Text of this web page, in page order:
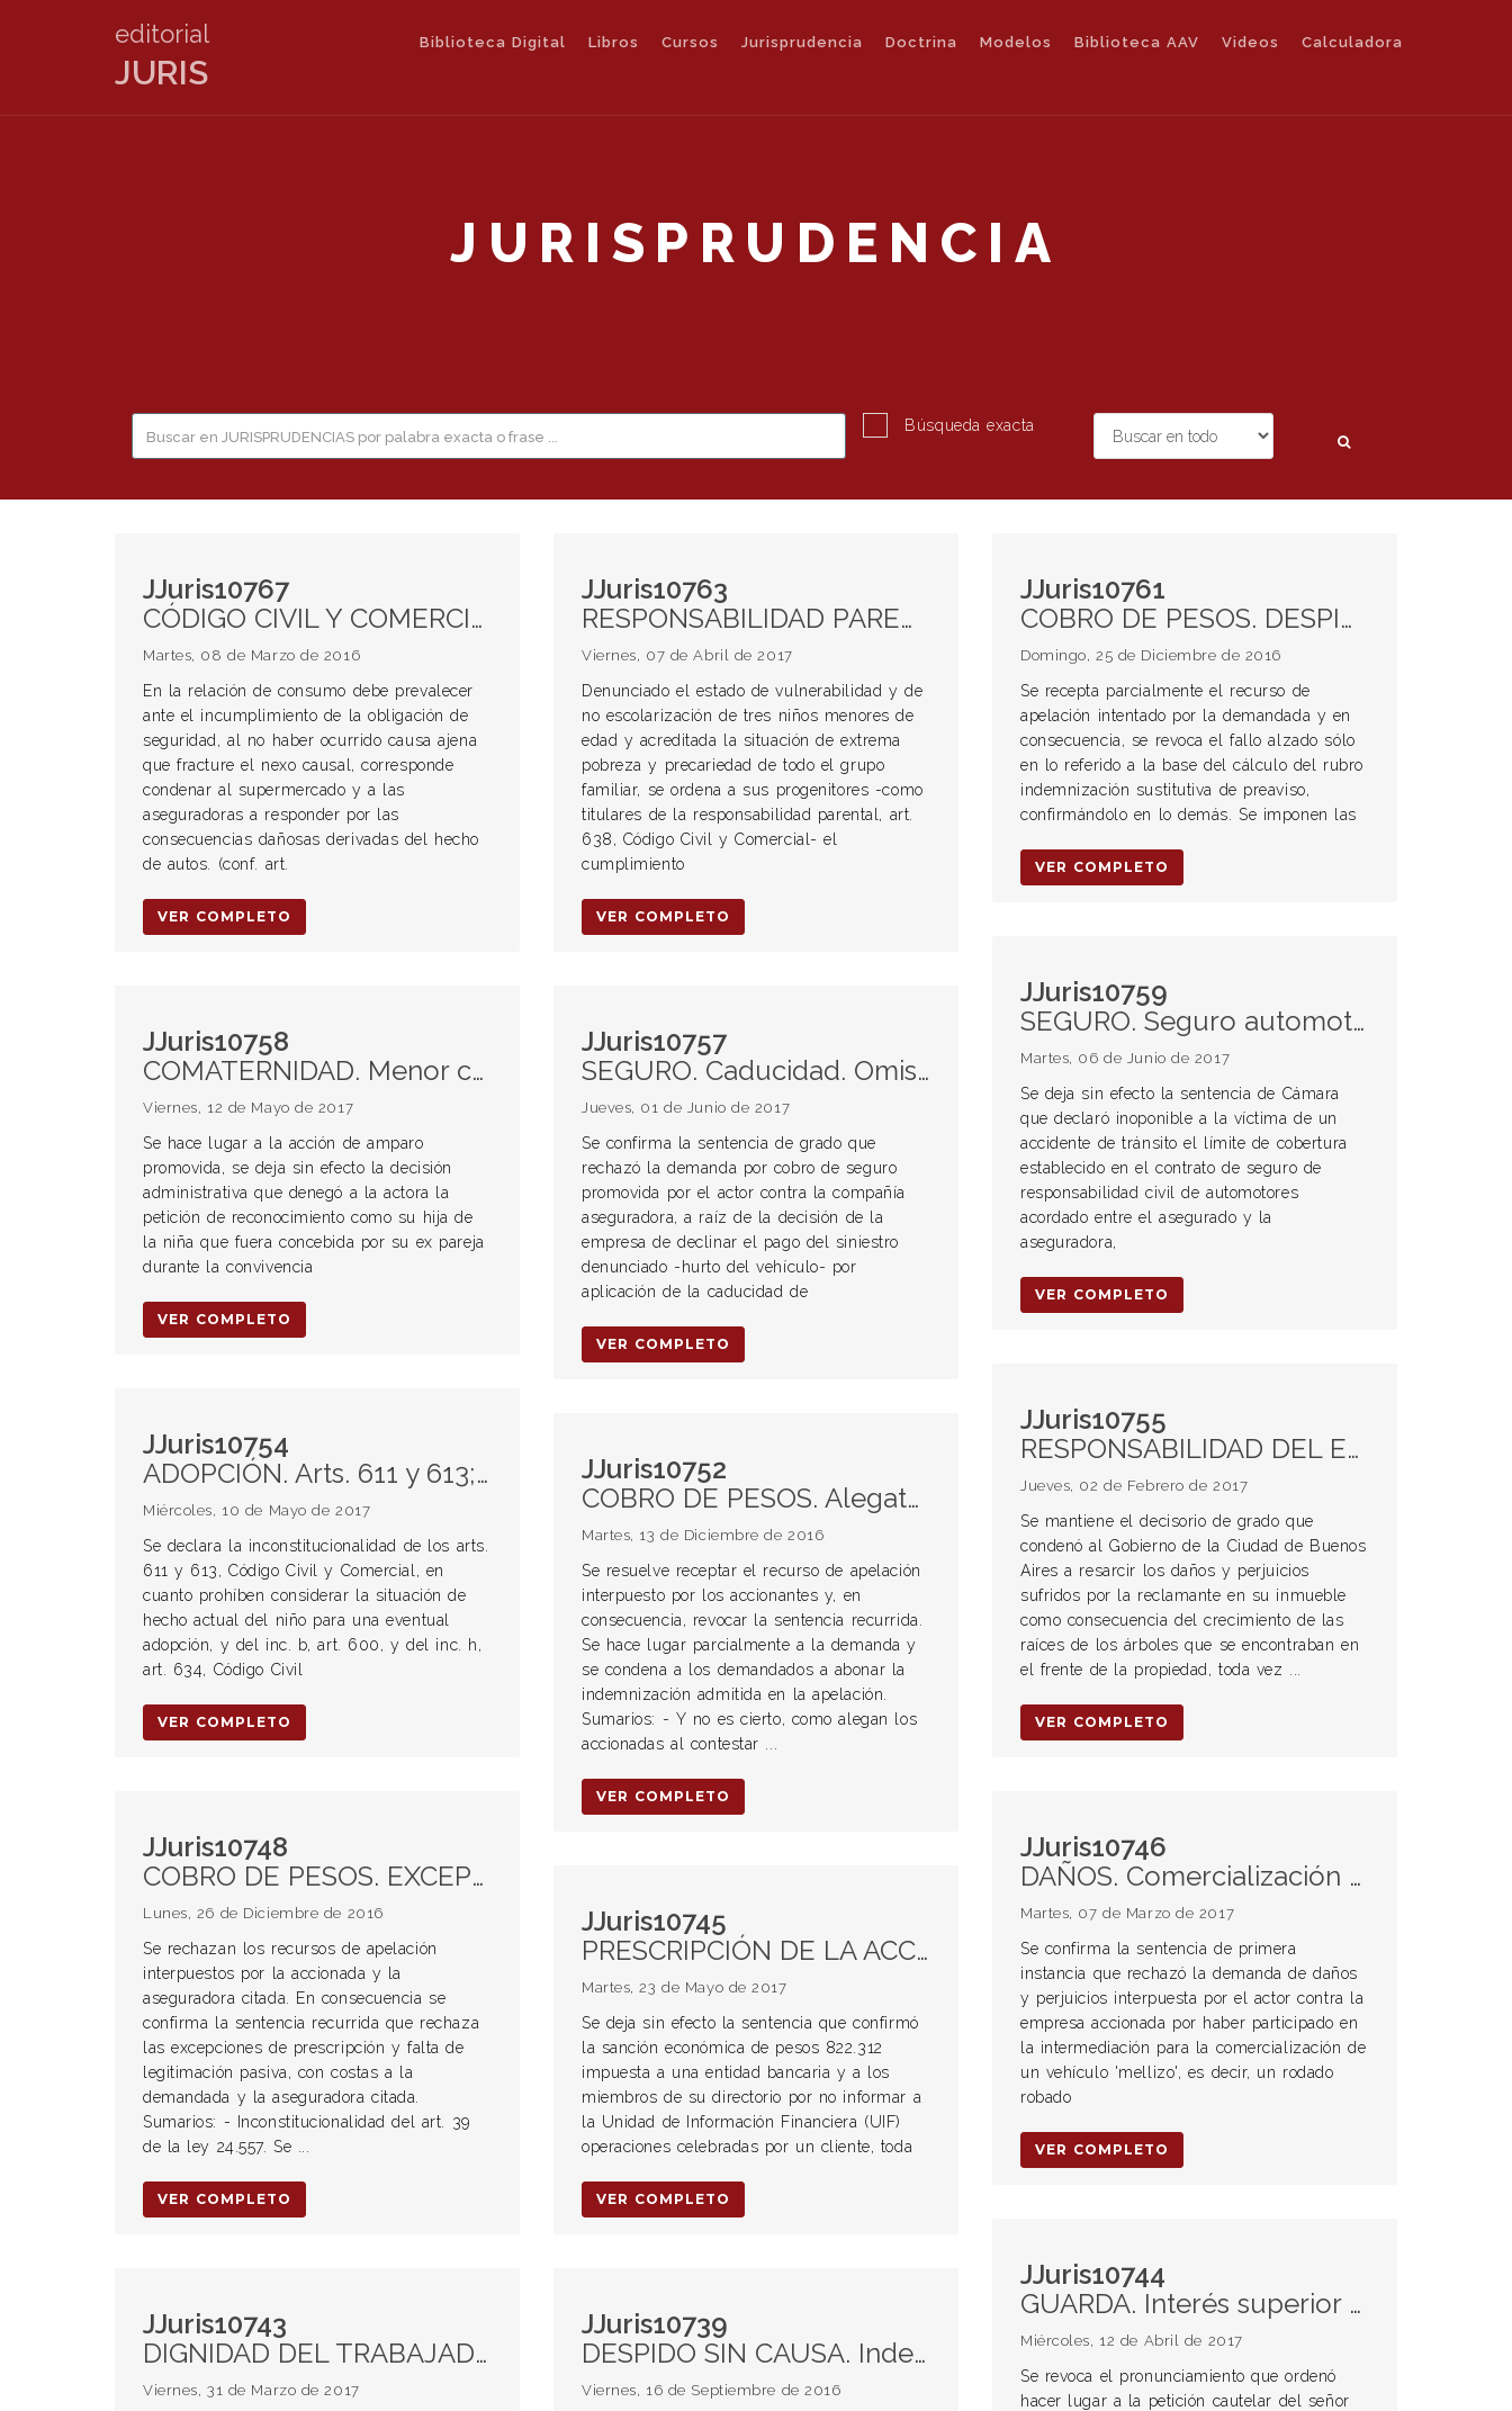
editorial
JURIS
Biblioteca Digital Libros Cursos Jurisprudencia Doctrina Modelos Biblioteca AAV Videos Calculadora
JURISPRUDENCIA
Búsqueda exacta
JJuris10767
CÓDIGO CIVIL Y COMERCIAL DE LA NACIÓN. Aplicación del art. 1740. Reparación plena. Aplicación de las relaciones de consumo Ley 26.361. Principio pro- consumidor.
Martes, 08 de Marzo de 2016
En la relación de consumo debe prevalecer
ante el incumplimiento de la obligación de
seguridad, al no haber ocurrido causa ajena
que fracture el nexo causal, corresponde
condenar al supermercado y a las
aseguradoras a responder por las
consecuencias dañosas derivadas del hecho
de autos. (conf. art.
VER COMPLETO
JJuris10763
RESPONSABILIDAD PARENTAL. Estado de vulnerabilidad y no escolarización. Reglas de conducta.
Viernes, 07 de Abril de 2017
Denunciado el estado de vulnerabilidad y de
no escolarización de tres niños menores de
edad y acreditada la situación de extrema
pobreza y precariedad de todo el grupo
familiar, se ordena a sus progenitores -como
titulares de la responsabilidad parental, art.
638, Código Civil y Comercial- el
cumplimiento
VER COMPLETO
JJuris10761
COBRO DE PESOS. DESPIDO DIRECTO. Indemnización. Art. 80 Ley de Contrato de Trabajo. Indemnización sustitutiva de preaviso. Criterio de normalidad próxima. Injuria grave. Art. 242 Ley de Contrato de Trabajo. Relación laboral. Principio de conservación de trabajo. Comportamiento negligente. Horario de ingreso. Sanción. Formas inadecuadas. Art. 242 Ley de Contrato de Trabajo. Vestimenta informal. Agresión verbal. Agresión física. Sumario interno. Sanción disciplinaria. Testigos. Improperios amenazas. Discusión. Suspensión. Inasistencia injustificada. Art. 218 Ley de Contrato de Trabajo. Certificación de servicios. Art. 232 Ley de Contrato de Trabajo.
Domingo, 25 de Diciembre de 2016
Se recepta parcialmente el recurso de
apelación intentado por la demandada y en
consecuencia, se revoca el fallo alzado sólo
en lo referido a la base del cálculo del rubro
indemnización sustitutiva de preaviso,
confirmándolo en lo demás. Se imponen las
VER COMPLETO
JJuris10759
SEGURO. Seguro automotor. Cobertura. Cláusulas limitativas de la cobertura. Oponibilidad de la víctima
Martes, 06 de Junio de 2017
Se deja sin efecto la sentencia de Cámara
que declaró inoponible a la víctima de un
accidente de tránsito el límite de cobertura
establecido en el contrato de seguro de
responsabilidad civil de automotores
acordado entre el asegurado y la
aseguradora,
VER COMPLETO
JJuris10758
COMATERNIDAD. Menor concebida por la ex pareja durante la convivencia. Inscripción.
Viernes, 12 de Mayo de 2017
Se hace lugar a la acción de amparo
promovida, se deja sin efecto la decisión
administrativa que denegó a la actora la
petición de reconocimiento como su hija de
la niña que fuera concebida por su ex pareja
durante la convivencia
VER COMPLETO
JJuris10757
SEGURO. Caducidad. Omisión de comunicar el siniestro a la empresa de rastreo satelital.
Jueves, 01 de Junio de 2017
Se confirma la sentencia de grado que
rechazó la demanda por cobro de seguro
promovida por el actor contra la compañía
aseguradora, a raíz de la decisión de la
empresa de declinar el pago del siniestro
denunciado -hurto del vehículo- por
aplicación de la caducidad de
VER COMPLETO
JJuris10755
RESPONSABILIDAD DEL ESTADO. Daños provocados por la arboleda pública.
Jueves, 02 de Febrero de 2017
Se mantiene el decisorio de grado que
condenó al Gobierno de la Ciudad de Buenos
Aires a resarcir los daños y perjuicios
sufridos por la reclamante en su inmueble
como consecuencia del crecimiento de las
raíces de los árboles que se encontraban en
el frente de la propiedad, toda vez ...
VER COMPLETO
JJuris10754
ADOPCIÓN. Arts. 611 y 613; inc. b, art. 600 e inc. h, art. 634, CCC. Inconstitucionalidad.
Miércoles, 10 de Mayo de 2017
Se declara la inconstitucionalidad de los arts.
611 y 613, Código Civil y Comercial, en
cuanto prohíben considerar la situación de
hecho actual del niño para una eventual
adopción, y del inc. b, art. 600, y del inc. h,
art. 634, Código Civil
VER COMPLETO
JJuris10752
COBRO DE PESOS. Alegatos. Violación de formas. Art. 406 CPCC. Testigos. Valor probatorio. Planillas de recaudación. Dictamen pericial. Vínculo laboral. Playa de estacionamiento. Contrato de trabajo. Art. 9 de la Ley contrato de trabajo. Art. 47 inc c CPL. Art. 71 CPL. Dictamen pericial. Nulidad dictamen pericial. Art. 128 CPL: At. 5 de la LCT. 196 CPCC. Presunción art. 23 LCT. Despido indirecto. Art. 242 LCT. Registración. Art. 8 LNE. Art. 15. Indemnización. Art. 80 LCT. Subsidio por desempleo. Supuesto del empleador conjunto (art. 26 LCT). Art. 232 LCT. Art. 233 LCT. Art. 245 LCT.
Martes, 13 de Diciembre de 2016
Se resuelve receptar el recurso de apelación
interpuesto por los accionantes y, en
consecuencia, revocar la sentencia recurrida.
Se hace lugar parcialmente a la demanda y
se condena a los demandados a abonar la
indemnización admitida en la apelación.
Sumarios: - Y no es cierto, como alegan los
accionadas al contestar ...
VER COMPLETO
JJuris10748
COBRO DE PESOS. EXCEPCIÓN DE PRESCRIPCIÓN. EXCEPCIÓN DE FALTA DE LEGITIMACIÓN PASIVA. Aseguradora citada. Inconstitucionalidad art. 39 de Ley 24.557. Inconstitucionalidad art. 75 de Ley de Contrato de trabajo. Responsabilidad civil. Ley sobre Riesgos de Trabajo. Indemnización.
Lunes, 26 de Diciembre de 2016
Se rechazan los recursos de apelación
interpuestos por la accionada y la
aseguradora citada. En consecuencia se
confirma la sentencia recurrida que rechaza
las excepciones de prescripción y falta de
legitimación pasiva, con costas a la
demandada y la aseguradora citada.
Sumarios: - Inconstitucionalidad del art. 39
de la ley 24.557. Se ...
VER COMPLETO
JJuris10746
DAÑOS. Comercialización de un vehículo mellizo. Auto mellizo. Compañía de clasificados en Internet.
Martes, 07 de Marzo de 2017
Se confirma la sentencia de primera
instancia que rechazó la demanda de daños
y perjuicios interpuesta por el actor contra la
empresa accionada por haber participado en
la intermediación para la comercialización de
un vehículo 'mellizo', es decir, un rodado
robado
VER COMPLETO
JJuris10745
PRESCRIPCIÓN DE LA ACCIÓN PENAL. Unidad de Información Financiera. Lavado de activos. Multas.
Martes, 23 de Mayo de 2017
Se deja sin efecto la sentencia que confirmó
la sanción económica de pesos 822.312
impuesta a una entidad bancaria y a los
miembros de su directorio por no informar a
la Unidad de Información Financiera (UIF)
operaciones celebradas por un cliente, toda
VER COMPLETO
JJuris10744
GUARDA. Interés superior del niño. Protección integral y desarrollo psicofísico saludable.
Miércoles, 12 de Abril de 2017
Se revoca el pronunciamiento que ordenó
hacer lugar a la petición cautelar del señor
JJuris10743
DIGNIDAD DEL TRABAJADOR. Condiciones de trabajo agrario. Trabajo esclavo. Sanción. Reparación.
Viernes, 31 de Marzo de 2017
JJuris10739
DESPIDO SIN CAUSA. Indemnización.
Viernes, 16 de Septiembre de 2016